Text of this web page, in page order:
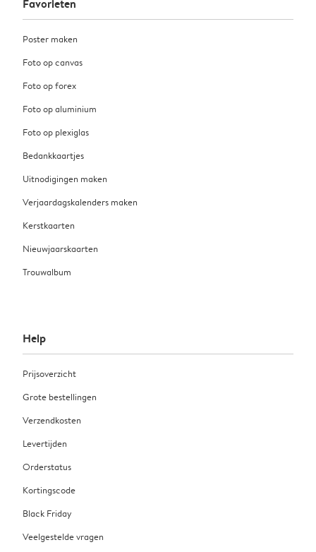
Favorieten
Poster maken
Foto op canvas
Foto op forex
Foto op aluminium
Foto op plexiglas
Bedankkaartjes
Uitnodigingen maken
Verjaardagskalenders maken
Kerstkaarten
Nieuwjaarskaarten
Trouwalbum
Help
Prijsoverzicht
Grote bestellingen
Verzendkosten
Levertijden
Orderstatus
Kortingscode
Black Friday
Veelgestelde vragen